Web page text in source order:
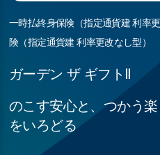
一時払終身保険（指定通貨建 利率
険（指定通貨建 利率更改なし型）
ガーデン ザ ギフトⅡ
のこす安心と、つかう
をいろどる